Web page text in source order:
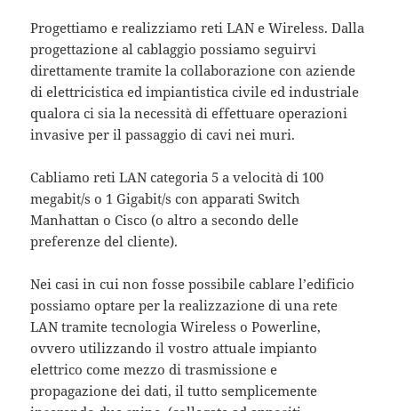
Progettiamo e realizziamo reti LAN e Wireless. Dalla
progettazione al cablaggio possiamo seguirvi
direttamente tramite la collaborazione con aziende
di elettricistica ed impiantistica civile ed industriale
qualora ci sia la necessità di effettuare operazioni
invasive per il passaggio di cavi nei muri.
Cabliamo reti LAN categoria 5 a velocità di 100
megabit/s o 1 Gigabit/s con apparati Switch
Manhattan o Cisco (o altro a secondo delle
preferenze del cliente).
Nei casi in cui non fosse possibile cablare l’edificio
possiamo optare per la realizzazione di una rete
LAN tramite tecnologia Wireless o Powerline,
ovvero utilizzando il vostro attuale impianto
elettrico come mezzo di trasmissione e
propagazione dei dati, il tutto semplicemente